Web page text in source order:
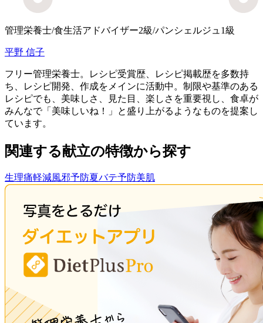
管理栄養士/食生活アドバイザー2級/パンシェルジュ1級
平野 信子
フリー管理栄養士。レシピ受賞歴、レシピ掲載歴を多数持
ち、レシピ開発、作成をメインに活動中。制限や基準のある
レシピでも、美味しさ、見た目、楽しさを重要視し、 食卓が
みんなで「美味しいね！」と盛り上がるようなものを提案し
ています。
関連する献立の特徴から探す
生理痛軽減風邪予防夏バテ予防美肌